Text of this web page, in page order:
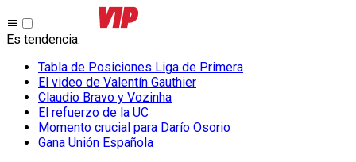
Es tendencia:
Tabla de Posiciones Liga de Primera
El video de Valentín Gauthier
Claudio Bravo y Vozinha
El refuerzo de la UC
Momento crucial para Darío Osorio
Gana Unión Española